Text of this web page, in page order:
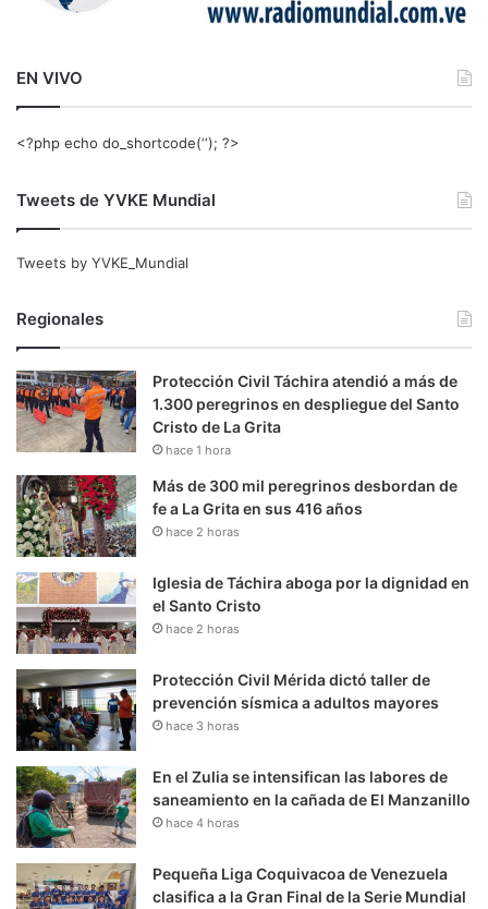
EN VIVO
<?php echo do_shortcode(‘‘); ?>
Tweets de YVKE Mundial
Tweets by YVKE_Mundial
Regionales
Protección Civil Táchira atendió a más de
1.300 peregrinos en despliegue del Santo
Cristo de La Grita
hace 1 hora
Más de 300 mil peregrinos desbordan de
fe a La Grita en sus 416 años
hace 2 horas
Iglesia de Táchira aboga por la dignidad en
el Santo Cristo
hace 2 horas
Protección Civil Mérida dictó taller de
prevención sísmica a adultos mayores
hace 3 horas
En el Zulia se intensifican las labores de
saneamiento en la cañada de El Manzanillo
hace 4 horas
Pequeña Liga Coquivacoa de Venezuela
clasifica a la Gran Final de la Serie Mundial